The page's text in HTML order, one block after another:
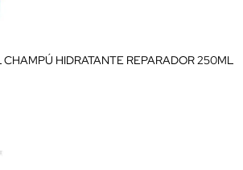
HIDRATANTE REPARADOR 250ML